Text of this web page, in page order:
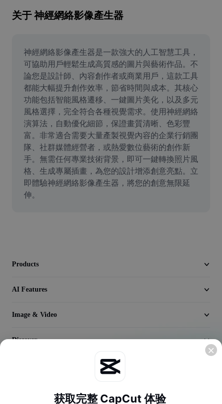
Image Enhancer
Online Photo Editor
Meme Generator
AI Text Remover
AI People Remover
AI Inpainting
Face Cutout
Video
Add Subtitles To Video
Video Converter
关于 神經網絡影像產生器
神經網絡影像產生器是一款強大的人工智慧工具，
可協助用戶輕鬆生成高質感的圖片與藝術作品。不
論您是設計師、內容創作者或商業用戶，這款工具
都能大幅提升創作效率，節省時間與成本。其核心
功能包括智能風格遷移、一鍵圖片美化，以及多元
風格選擇，完全符合各種視覺需求。使用神經網絡
演算法，自動優化細節，保證畫質清晰、色彩豐
富。非常適合需要大量產製視覺內容的企業行銷團
隊、社群媒體經營者，或熱愛數位藝術的創作新
手。無需任何專業技術背景，即可一鍵轉換照片風
格、生成專屬插畫，為您的設計增添創意亮點。立
即體驗神經網絡影像產生器，將您的創意無限延
伸。
Products
AI Features
Image & Video
Discover
获取完整 CapCut 体验